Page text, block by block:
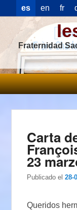
es en fr
Fraternidad
Carta
23
Publicado el 28-
Queridos